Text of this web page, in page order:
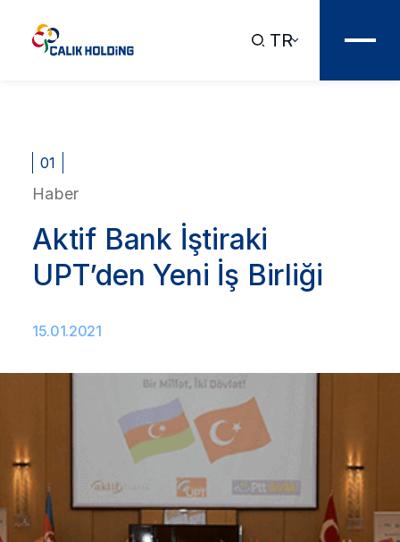
TR
01
Haber
Aktif Bank İştiraki
UPT’den Yeni İş Birliği
15.01.2021